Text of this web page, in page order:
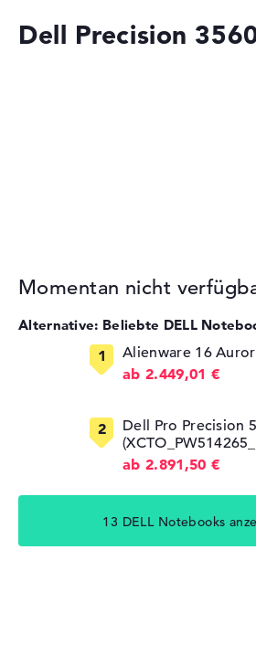
Deals
Dell Precision
Momentan nicht
Alternative: Beliebte DELL
Alienware 16
ab 2.449,01 €
Dell Pro Precision
ab 2.891,50 €
13 DELL Notebooks